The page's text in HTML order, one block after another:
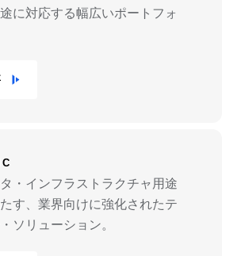
に対応する幅広いポートフォ
・インフラストラクチャ用途
す、業界向けに強化されたテ
ソリューション。